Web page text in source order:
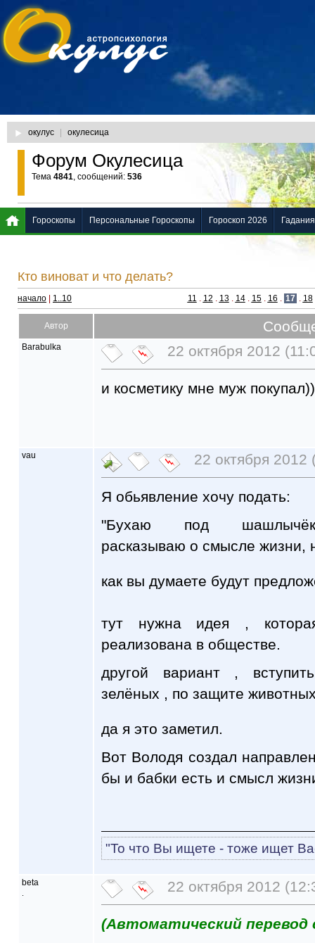
окулус окулесица
Форум Окулесица
Тема 4841, сообщений: 536
Кто виноват и что делать?
начало 1..10 11 . 12 . 13 . 14 . 15 . 16 . 17 . 18
Автор
Barabulka 22 октября 2012
и косметику мне муж
vau 22 октября 2012
Я обьявление хочу подать:
"Бухаю под
расказываю о смысле жизни,
как вы думаете будут
тут нужна идея ,
реализована в обществе.
другой вариант ,
зелёных , по защите
да я это заметил.
Вот Володя создал
бы и бабки есть и смысл
"То что Вы ищете - тоже ищет
beta 22 октября 2012
(Автоматический перевод
Гороскопы Персональные Гороскопы Гороскоп 2026 Гадания